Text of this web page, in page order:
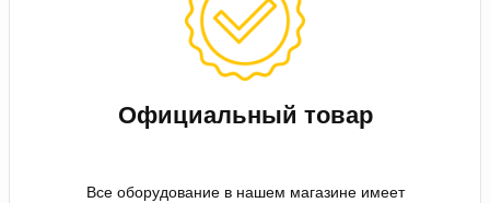
Официальный товар
Все оборудование в нашем магазине имеет